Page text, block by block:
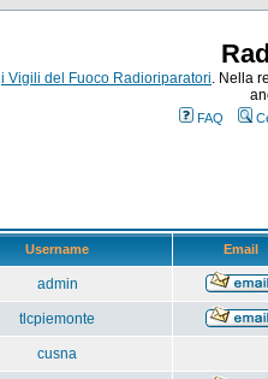
i Vigili del Fuoco Radioriparatori. Nella
FAQ
Username Email
admin
tlcpiemonte
cusna